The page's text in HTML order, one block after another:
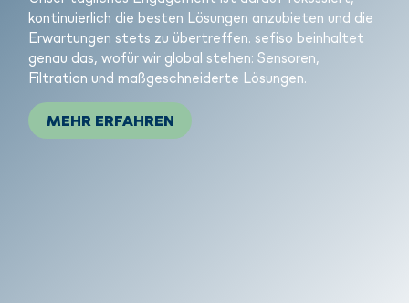
kontinuierlich die besten Lösungen anzubieten und die
Erwartungen stets zu übertreffen. sefiso beinhaltet
genau das, wofür wir global stehen: Sensoren,
Filtration und maßgeschneiderte Lösungen.
MEHR ERFAHREN